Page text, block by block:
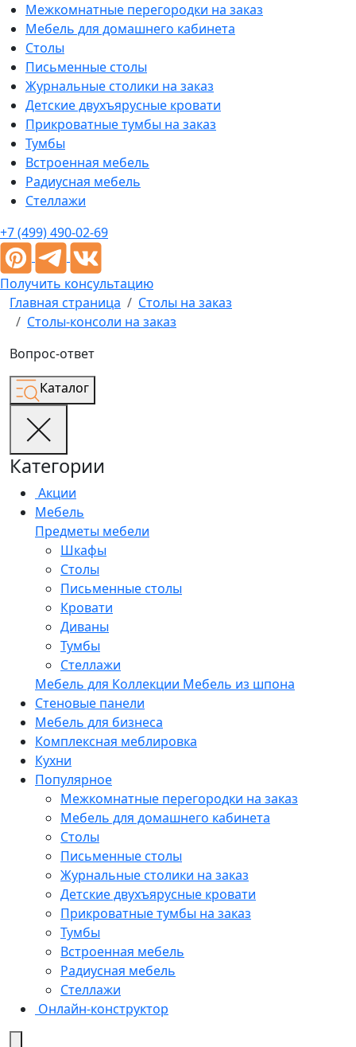
Межкомнатные перегородки на заказ
Мебель для домашнего кабинета
Столы
Письменные столы
Журнальные столики на заказ
Детские двухъярусные кровати
Прикроватные тумбы на заказ
Тумбы
Встроенная мебель
Радиусная мебель
Стеллажи
+7 (499) 490-02-69
Получить консультацию
Главная страница
Столы на заказ
Столы-консоли на заказ
Вопрос-ответ
Каталог
Категории
Акции
Мебель
Предметы мебели
Шкафы
Столы
Письменные столы
Кровати
Диваны
Тумбы
Стеллажи
Мебель для Коллекции Мебель из шпона
Стеновые панели
Мебель для бизнеса
Комплексная меблировка
Кухни
Популярное
Межкомнатные перегородки на заказ
Мебель для домашнего кабинета
Столы
Письменные столы
Журнальные столики на заказ
Детские двухъярусные кровати
Прикроватные тумбы на заказ
Тумбы
Встроенная мебель
Радиусная мебель
Стеллажи
Онлайн-конструктор